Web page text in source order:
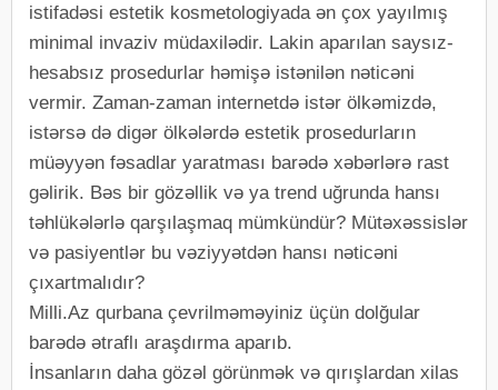
istifadəsi estetik kosmetologiyada ən çox yayılmış
minimal invaziv müdaxilədir. Lakin aparılan saysız-
hesabsız prosedurlar həmişə istənilən nəticəni
vermir. Zaman-zaman internetdə istər ölkəmizdə,
istərsə də digər ölkələrdə estetik prosedurların
müəyyən fəsadlar yaratması barədə xəbərlərə rast
gəlirik. Bəs bir gözəllik və ya trend uğrunda hansı
təhlükələrlə qarşılaşmaq mümkündür? Mütəxəssislər
və pasiyentlər bu vəziyyətdən hansı nəticəni
çıxartmalıdır?
Milli.Az qurbana çevrilməməyiniz üçün dolğular
barədə ətraflı araşdırma aparıb.
İnsanların daha gözəl görünmək və qırışlardan xilas